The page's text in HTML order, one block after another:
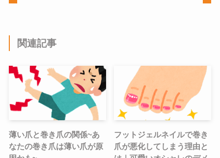
関連記事
薄い爪と巻き爪の関係~あ
なたの巻き爪は薄い爪が原
フットジェルネイルで巻き
爪が悪化してしまう理由と